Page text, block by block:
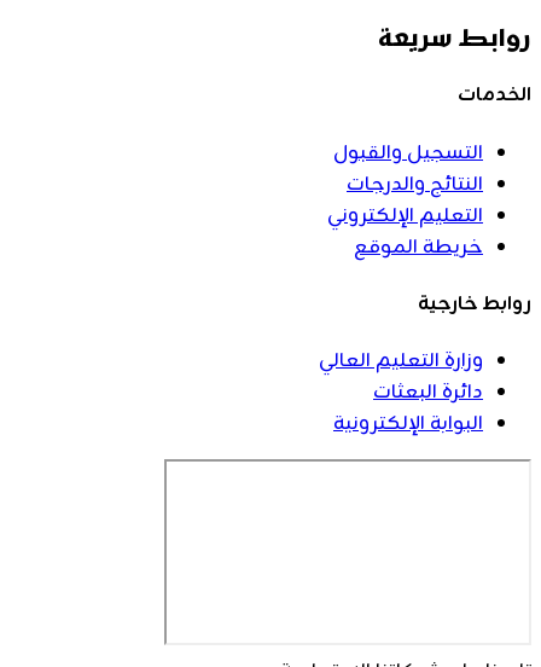
روابط سريعة
الخدمات
التسجيل والقبول
النتائج والدرجات
التعليم الإلكتروني
خريطة الموقع
روابط خارجية
وزارة التعليم العالي
دائرة البعثات
البوابة الإلكترونية